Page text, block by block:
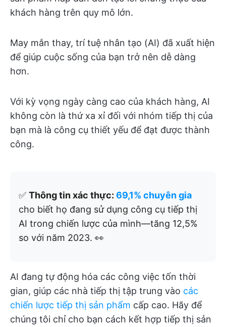
khách hàng trên quy mô lớn.
May mắn thay, trí tuệ nhân tạo (AI) đã xuất hiện
để giúp cuộc sống của bạn trở nên dễ dàng
hơn.
Với kỳ vọng ngày càng cao của khách hàng, AI
không còn là thứ xa xỉ đối với nhóm tiếp thị của
bạn mà là công cụ thiết yếu để đạt được thành
công.
✅ Thông tin xác thực: 69,1% chuyên gia
cho biết họ đang sử dụng công cụ tiếp thị
AI trong chiến lược của mình—tăng 12,5%
so với năm 2023. 👀
AI đang tự động hóa các công việc tốn thời
gian, giúp các nhà tiếp thị tập trung vào các
chiến lược tiếp thị sản phẩm cấp cao. Hãy để
chúng tôi chỉ cho bạn cách kết hợp tiếp thị sản